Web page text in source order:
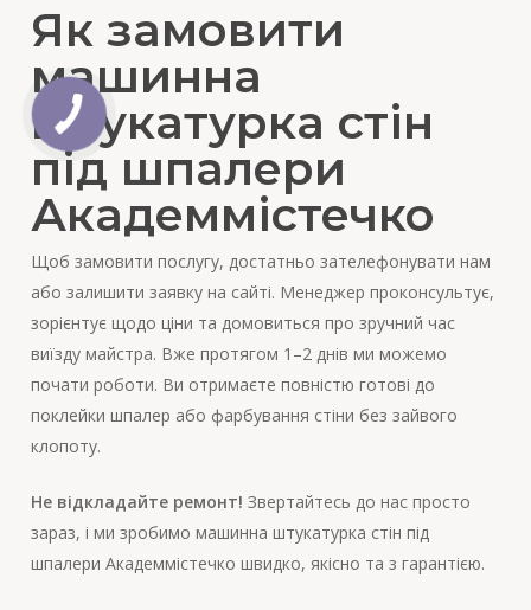
Як замовити
машинна
штукатурка стін
під шпалери
Академмістечко
Щоб замовити послугу, достатньо зателефонувати нам
або залишити заявку на сайті. Менеджер проконсультує,
зорієнтує щодо ціни та домовиться про зручний час
виїзду майстра. Вже протягом 1–2 днів ми можемо
почати роботи. Ви отримаєте повністю готові до
поклейки шпалер або фарбування стіни без зайвого
клопоту.
Не відкладайте ремонт! Звертайтесь до нас просто
зараз, і ми зробимо машинна штукатурка стін під
шпалери Академмістечко швидко, якісно та з гарантією.